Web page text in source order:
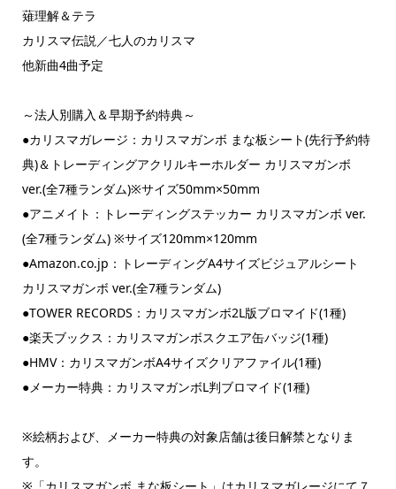
薙理解＆テラ
カリスマ伝説／七人のカリスマ
他新曲4曲予定
～法人別購入＆早期予約特典～
●カリスマガレージ：カリスマガンボ まな板シート(先行予約特
典)＆トレーディングアクリルキーホルダー カリスマガンボ
ver.(全7種ランダム)※サイズ50mm×50mm
●アニメイト：トレーディングステッカー カリスマガンボ ver.
(全7種ランダム) ※サイズ120mm×120mm
●Amazon.co.jp：トレーディングA4サイズビジュアルシート
カリスマガンボ ver.(全7種ランダム)
●TOWER RECORDS：カリスマガンボ2L版ブロマイド(1種)
●楽天ブックス：カリスマガンボスクエア缶バッジ(1種)
●HMV：カリスマガンボA4サイズクリアファイル(1種)
●メーカー特典：カリスマガンボL判ブロマイド(1種)
※絵柄および、メーカー特典の対象店舗は後日解禁となりま
す。
※「カリスマガンボ まな板シート」はカリスマガレージにて７